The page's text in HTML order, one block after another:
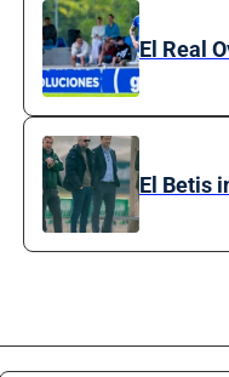
El Real
El Betis